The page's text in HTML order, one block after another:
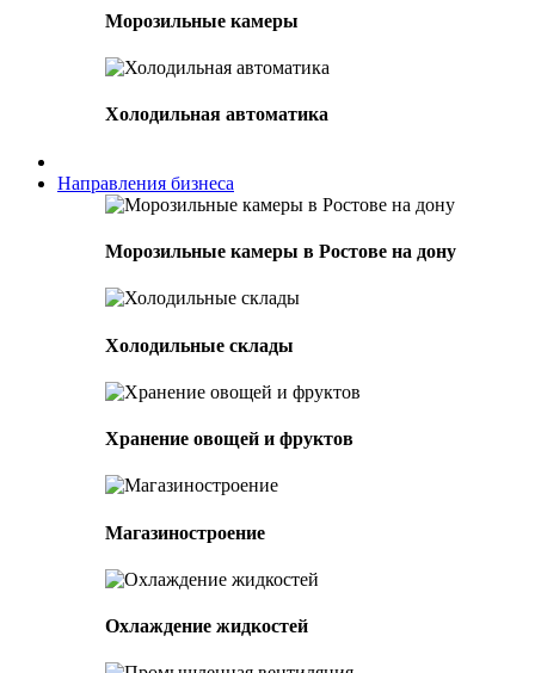
Морозильные камеры
Холодильная автоматика
Направления бизнеса
Морозильные камеры в Ростове на дону
Холодильные склады
Хранение овощей и фруктов
Магазиностроение
Охлаждение жидкостей